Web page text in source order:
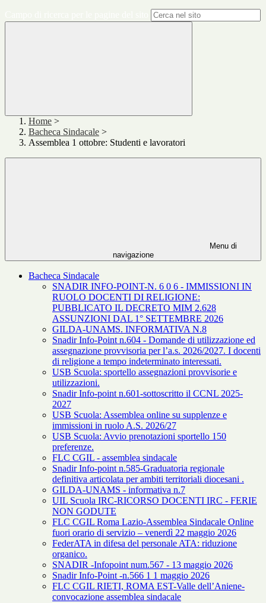
Home >
Bacheca Sindacale >
Assemblea 1 ottobre: Studenti e lavoratori
Menu di
navigazione
Bacheca Sindacale
SNADIR INFO-POINT-N. 6 0 6 - IMMISSIONI IN
RUOLO DOCENTI DI RELIGIONE:
PUBBLICATO IL DECRETO MIM 2.628
ASSUNZIONI DAL 1° SETTEMBRE 2026
GILDA-UNAMS. INFORMATIVA N.8
Snadir Info-Point n.604 - Domande di utilizzazione ed
assegnazione provvisoria per l’a.s. 2026/2027. I docenti
di religione a tempo indeterminato interessati.
USB Scuola: sportello assegnazioni provvisorie e
utilizzazioni.
Snadir Info-point n.601-sottoscritto il CCNL 2025-
2027
USB Scuola: Assemblea online su supplenze e
immissioni in ruolo A.S. 2026/27
USB Scuola: Avvio prenotazioni sportello 150
preferenze.
FLC CGIL - assemblea sindacale
Snadir Info-point n.585-Graduatoria regionale
definitiva articolata per ambiti territoriali diocesani .
GILDA-UNAMS - informativa n.7
UIL Scuola IRC-RICORSO DOCENTI IRC - FERIE
NON GODUTE
FLC CGIL Roma Lazio-Assemblea Sindacale Online
fuori orario di servizio – venerdì 22 maggio 2026
FederATA in difesa del personale ATA: riduzione
organico.
SNADIR -Infopoint num.567 - 13 maggio 2026
Snadir Info-Point -n.566 1 1 maggio 2026
FLC CGIL RIETI, ROMA EST-Valle dell’Aniene-
convocazione assemblea sindacale